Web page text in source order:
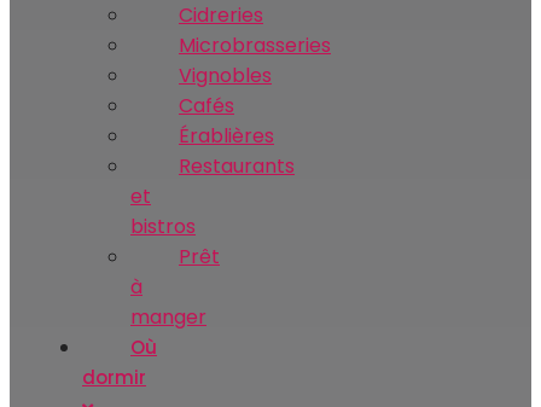
Cidreries
Microbrasseries
Vignobles
Cafés
Érablières
Restaurants
et
bistros
Prêt
à
manger
Où
dormir